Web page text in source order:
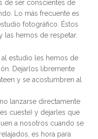
de ser conscientes de
Lo más frecuente es
fotográfico. Éstos
las hemos de respetar.
estudio les hemos de
Dejarlos libremente
y se acostumbren al
lanzarse directamente
cueste) y dejarles que
a nosotros cuando se
es hora para